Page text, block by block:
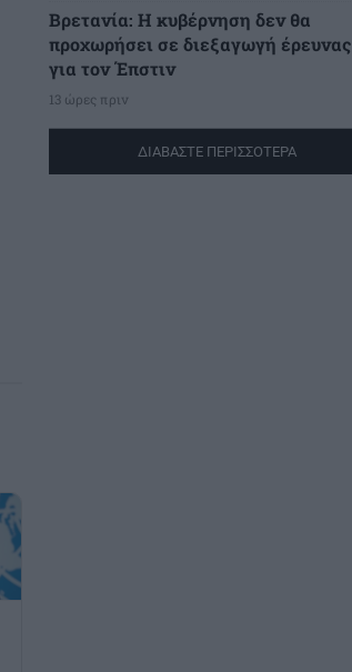
Βρετανία: Η κυβέρνηση δεν θα
προχωρήσει σε διεξαγωγή έρευνας
για τον Έπστιν
13 ώρες πριν
ΔΙΑΒΑΣΤΕ ΠΕΡΙΣΣΟΤΕΡΑ